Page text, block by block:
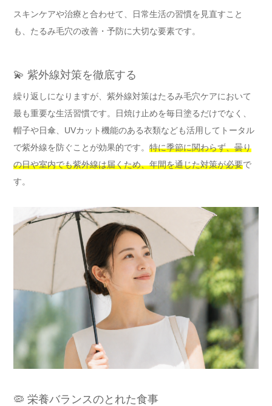
スキンケアや治療と合わせて、日常生活の習慣を見直すこと
も、たるみ毛穴の改善・予防に大切な要素です。
💫 紫外線対策を徹底する
繰り返しになりますが、紫外線対策はたるみ毛穴ケアにおいて
最も重要な生活習慣です。日焼け止めを毎日塗るだけでなく、
帽子や日傘、UVカット機能のある衣類なども活用してトータル
で紫外線を防ぐことが効果的です。 特に季節に関わらず、曇り
の日や室内でも紫外線は届くため、年間を通じた対策が必要で
す。
🦠 栄養バランスのとれた食事